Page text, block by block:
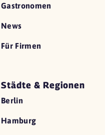
Gastronomen
News
Für Firmen
Städte & Regionen
Berlin
Hamburg